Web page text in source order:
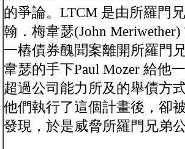
的爭論。LTCM 是由所羅門
翰．梅韋瑟(John
一樁債券醜聞案離開所羅門
韋瑟的手下Paul Mozer 給他
超過公司能力所及的舉債方
他們執行了這個計畫後，卻
發現，於是威脅所羅門兄弟